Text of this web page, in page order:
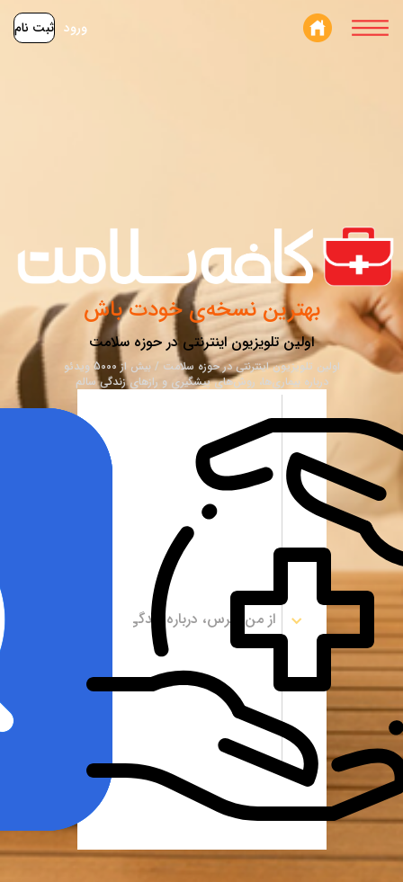
ورود ثبت نام
بهترین نسخه‌ی خودت باش
اولین تلویزیون اینترنتی در حوزه سلامت
اولین تلویزیون اینترنتی در حوزه سلامت / بیش از 5000 ویدئو
درباره بیماری‌ها، روش‌های پیشگیری و رازهای زندگی سالم